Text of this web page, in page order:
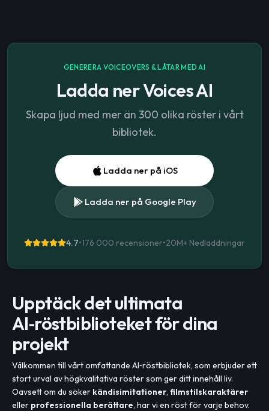
GENERERA VOICEOVERS & LÅTAR MED AI
Ladda ner Voices AI
Skapa ljud med mer än 300 olika röster i vårt
bibliotek.
Ladda ner på iOS
Ladda ner på Google Play
4.7•176 000 recensioner•20M+ Nedladdningar
Upptäck det ultimata
AI‑röstbiblioteket för dina
projekt
Välkommen till vårt omfattande AI‑röstbibliotek, som erbjuder ett
stort urval av högkvalitativa röster som ger ditt innehåll liv.
Oavsett om du söker kändisimitationer, filmstilskaraktärer
eller professionella berättare, har vi en röst för varje behov.